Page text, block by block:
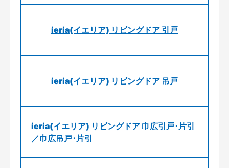
ieria(イエリア) リビングドア 引戸
ieria(イエリア) リビングドア 吊戸
ieria(イエリア) リビングドア 巾広引戸･片引
／巾広吊戸･片引